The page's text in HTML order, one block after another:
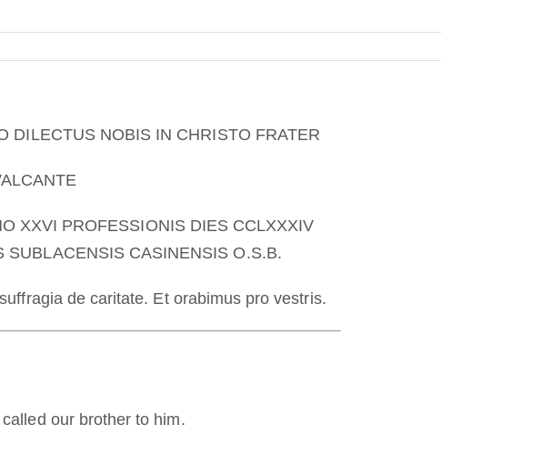
DILECTUS NOBIS IN CHRISTO FRATER
XXVI PROFESSIONIS DIES CCLXXXIV
SUBLACENSIS CASINENSIS O.S.B.
de caritate. Et orabimus pro vestris.
our brother to him.